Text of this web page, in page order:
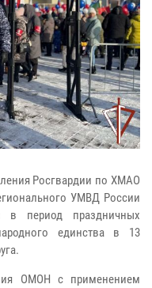
Росгвардии по ХМАО
УМВД России
в период праздничных
единства в 13
ОМОН с применением